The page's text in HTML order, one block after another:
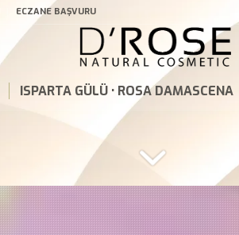
ECZANE BAŞVURU
ISPARTA GÜLÜ • ROSA DAMASCENA